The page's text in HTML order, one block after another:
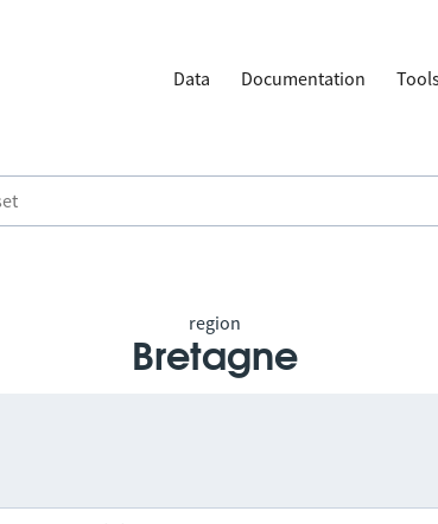
Data Documentation
region
Bretagne